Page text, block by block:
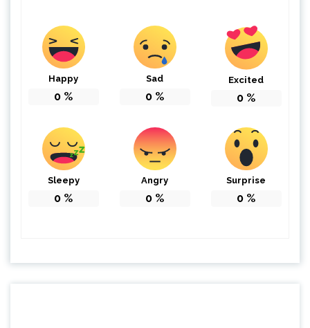
Happy
0 %
Sad
0 %
Excited
0 %
Sleepy
0 %
Angry
0 %
Surprise
0 %